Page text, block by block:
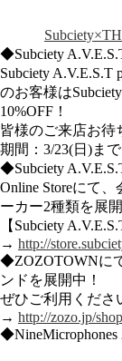
◆Subciety
Subciety
のお客様は
10%OFF！
皆様のご来店お待
期間：3/23(日)ま
◆Subciety
Online Storeにて
ーカー2種類を展開
【Subciety
→ http://
◆ZOZOTOWNに
ンドを展開中！
ぜひご利用くださ
→ http://zozo.jp/
◆NineMicrophones